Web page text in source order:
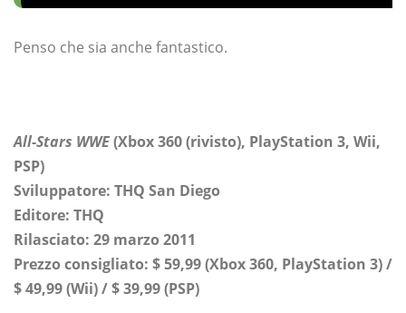
Penso che sia anche fantastico.
All-Stars WWE(Xbox 360 (rivisto), PlayStation 3, Wii,
PSP)
Sviluppatore: THQ San Diego
Editore: THQ
Rilasciato: 29 marzo 2011
Prezzo consigliato: $ 59,99 (Xbox 360, PlayStation 3) /
$ 49,99 (Wii) / $ 39,99 (PSP)